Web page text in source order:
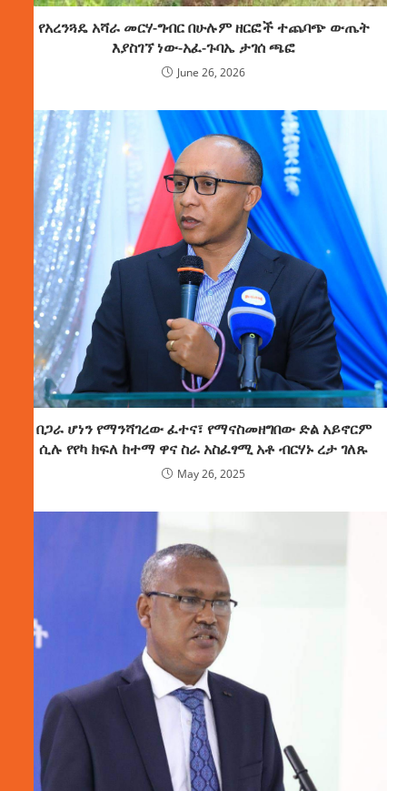
የአረንጓዴ አሻራ መርሃ-ግብር በሁሉም ዘርፎች ተጨባጭ ውጤት
እያስገኘ ነው-አፈ-ጉባኤ ታገሰ ጫፎ
June 26, 2026
በጋራ ሆነን የማንሻገረው ፈተና፣ የማናስመዘግበው ድል አይኖርም
ሲሉ የየካ ክፍለ ከተማ ዋና ስራ አስፈፃሚ አቶ ብርሃኑ ረታ ገለጹ
May 26, 2025